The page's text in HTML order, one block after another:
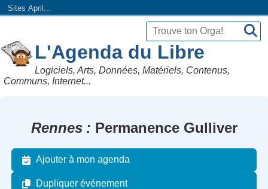
Sites April...
L'Agenda du Libre
Logiciels, Arts, Données, Matériels, Contenus,
Communs, Internet...
Rennes Permanence Gulliver
Ajouter à mon agenda
Dupliquer événement